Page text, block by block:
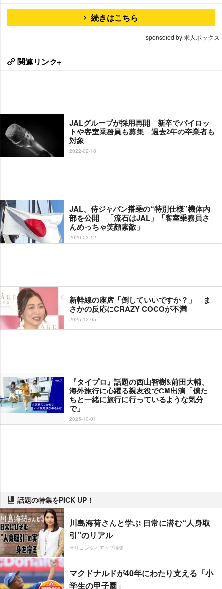
続きはこちら
sponsored by 求人ボックス
関連リンク+
JALグループが採用再開 新卒でパイロッ
トや客室乗務員も募集 過去2年の卒業者も
対象
2022-02-18
JAL、侍ジャパン搭乗の“特別仕様”機体内
部を公開 「流石はJAL」「客室乗務員さ
んめっちゃ笑顔素敵」
2026-03-12
新幹線の座席「倒していいですか？」 ま
さかの反応にCRAZY COCOが不満
2025-12-05
『タイプロ』話題の西山智樹&前田大輔、
海外旅行に心躍る親友役でCM出演「僕た
ちと一緒に旅行に行っているような気分
で」
2025-10-01
話題の特集をPICK UP！
川島海荷さんと学ぶ 日常に潜む“人身取
引”のリアル
オリコンタイアップ特集
マクドナルドが40年にわたり支える「小
学生の甲子園」